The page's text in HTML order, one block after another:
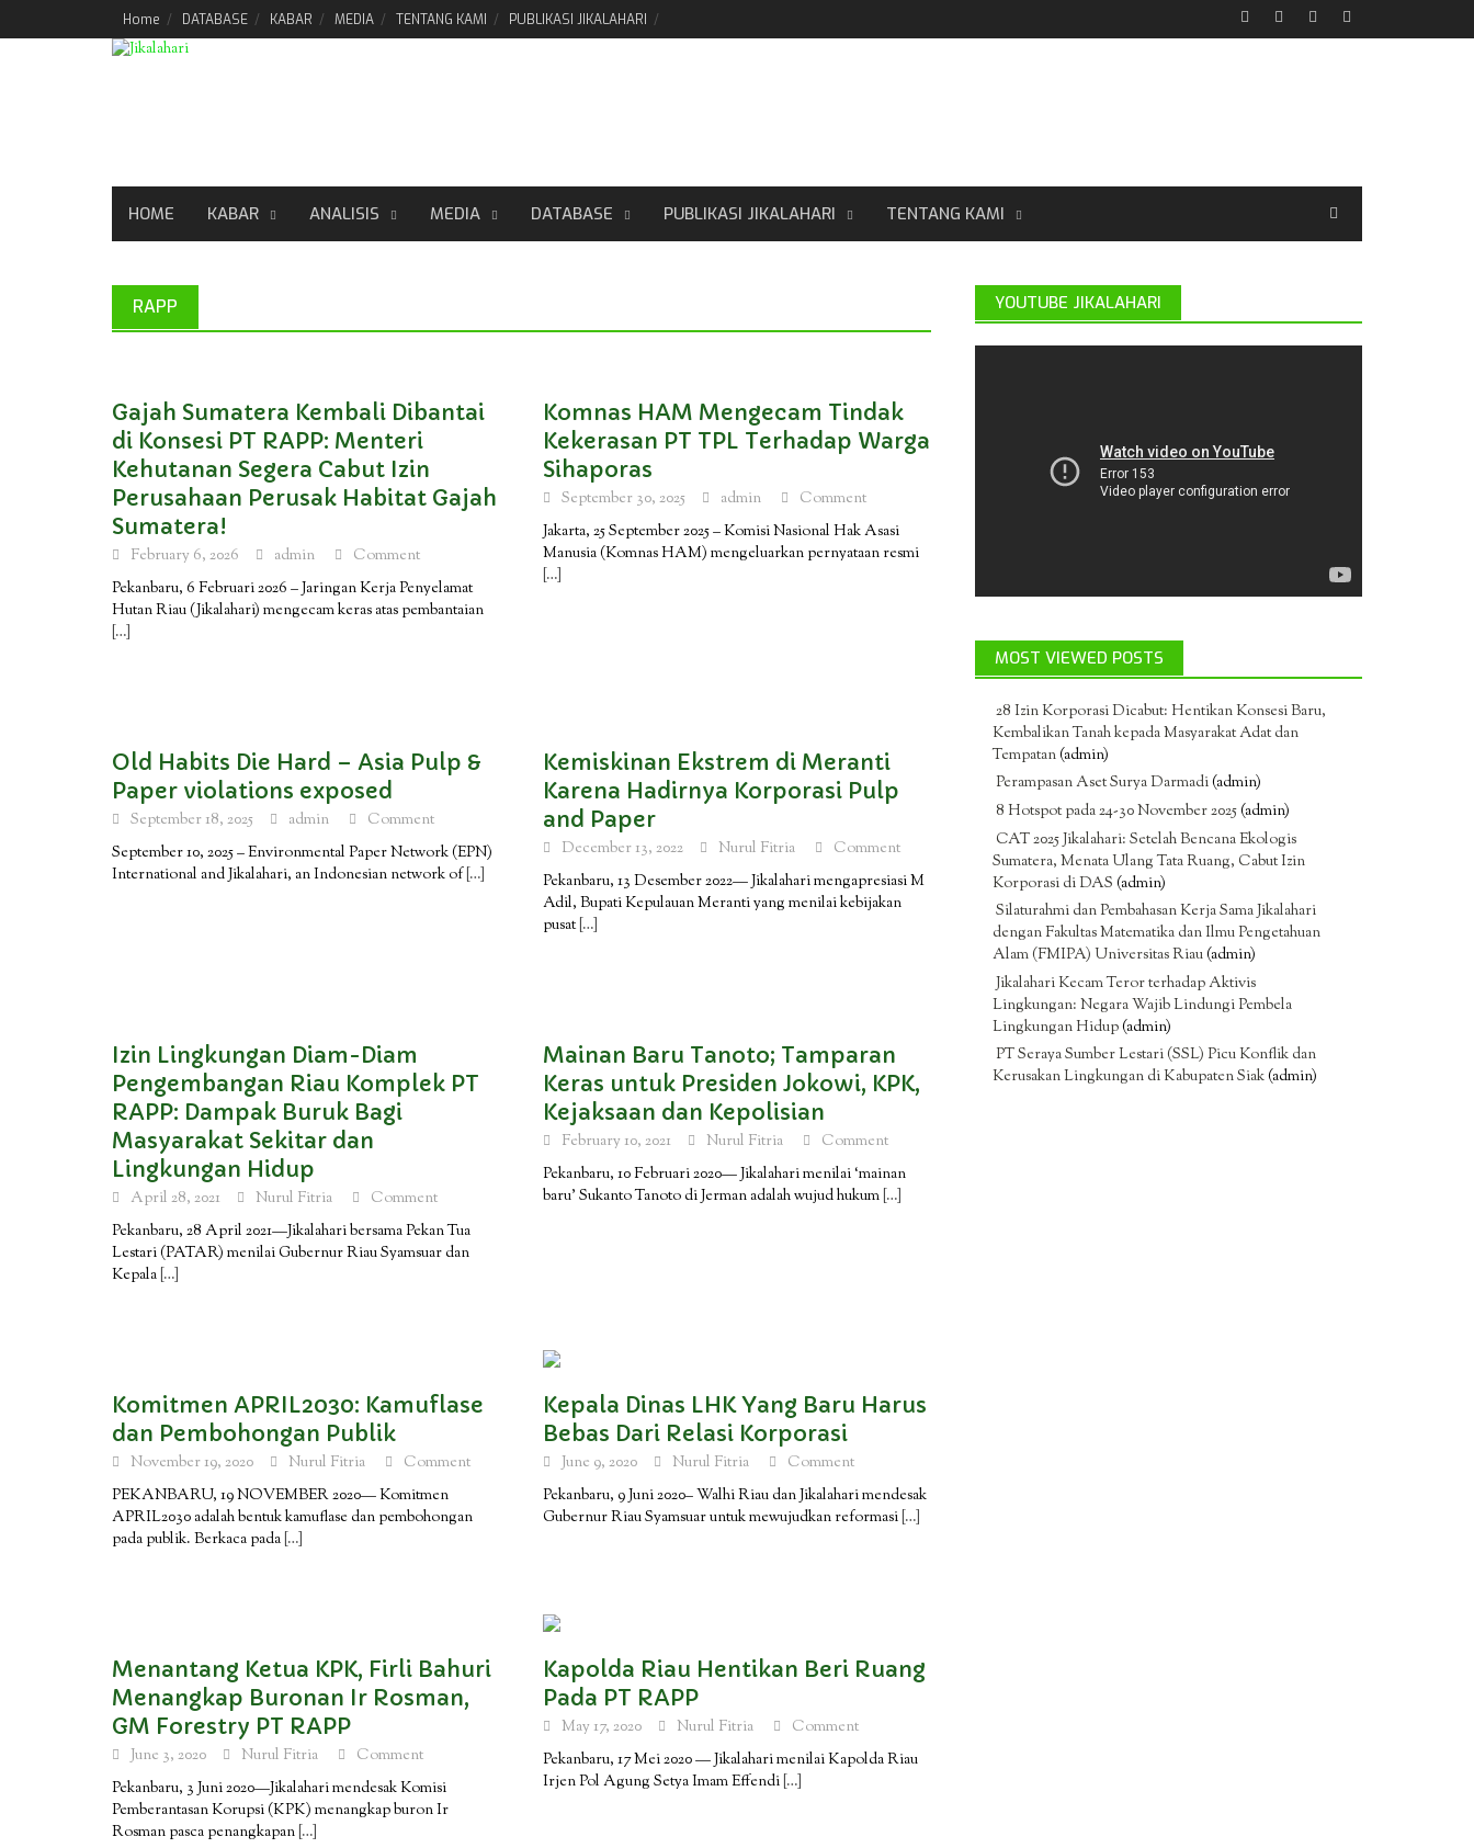
Home DATABASE KABAR MEDIA TENTANG KAMI PUBLIKASI JIKALAHARI
HOME KABAR ANALISIS MEDIA DATABASE PUBLIKASI JIKALAHARI TENTANG KAMI
RAPP
Gajah Sumatera Kembali Dibantai
di Konsesi PT RAPP: Menteri
Kehutanan Segera Cabut Izin
Perusahaan Perusak Habitat Gajah
Sumatera!
February 6, 2026 admin
Comment
Pekanbaru, 6 Februari 2026 – Jaringan Kerja Penyelamat
Hutan Riau (Jikalahari) mengecam keras atas pembantaian
[…]
Komnas HAM Mengecam Tindak
Kekerasan PT TPL Terhadap Warga
Sihaporas
September 30, 2025 admin
Comment
Jakarta, 25 September 2025 – Komisi Nasional Hak Asasi
Manusia (Komnas HAM) mengeluarkan pernyataan resmi
[…]
Old Habits Die Hard – Asia Pulp &
Paper violations exposed
September 18, 2025 admin
Comment
September 10, 2025 – Environmental Paper Network (EPN)
International and Jikalahari, an Indonesian network of […]
Kemiskinan Ekstrem di Meranti
Karena Hadirnya Korporasi Pulp
and Paper
December 13, 2022 Nurul Fitria
Comment
Pekanbaru, 13 Desember 2022— Jikalahari mengapresiasi M
Adil, Bupati Kepulauan Meranti yang menilai kebijakan
pusat[…]
Izin Lingkungan Diam-Diam
Pengembangan Riau Komplek PT
RAPP: Dampak Buruk Bagi
Masyarakat Sekitar dan
Lingkungan Hidup
April 28, 2021 Nurul Fitria
Comment
Pekanbaru, 28 April 2021—Jikalahari bersama Pekan Tua
Lestari (PATAR) menilai Gubernur Riau Syamsuar dan
Kepala […]
Mainan Baru Tanoto; Tamparan
Keras untuk Presiden Jokowi, KPK,
Kejaksaan dan Kepolisian
February 10, 2021 Nurul Fitria
Comment
Pekanbaru, 10 Februari 2020— Jikalahari menilai ‘mainan
baru’ Sukanto Tanoto di Jerman adalah wujud hukum […]
Komitmen APRIL2030: Kamuflase
dan Pembohongan Publik
November 19, 2020 Nurul Fitria
Comment
PEKANBARU, 19 NOVEMBER 2020— Komitmen
APRIL2030 adalah bentuk kamuflase dan pembohongan
pada publik. Berkaca pada […]
Kepala Dinas LHK Yang Baru Harus
Bebas Dari Relasi Korporasi
June 9, 2020 Nurul Fitria
Comment
Pekanbaru, 9 Juni 2020– Walhi Riau dan Jikalahari mendesak
Gubernur Riau Syamsuar untuk mewujudkan reformasi […]
Menantang Ketua KPK, Firli Bahuri
Menangkap Buronan Ir Rosman,
GM Forestry PT RAPP
June 3, 2020 Nurul Fitria
Comment
Pekanbaru, 3 Juni 2020—Jikalahari mendesak Komisi
Pemberantasan Korupsi (KPK) menangkap buron Ir
Rosman pasca penangkapan […]
Kapolda Riau Hentikan Beri Ruang
Pada PT RAPP
May 17, 2020 Nurul Fitria
Comment
Pekanbaru, 17 Mei 2020 — Jikalahari menilai Kapolda Riau
Irjen Pol Agung Setya Imam Effendi […]
YOUTUBE JIKALAHARI
MOST VIEWED POSTS
28 Izin Korporasi Dicabut: Hentikan Konsesi Baru,
Kembalikan Tanah kepada Masyarakat Adat dan
Tempatan(admin)
Perampasan Aset Surya Darmadi(admin)
8 Hotspot pada 24-30 November 2025(admin)
CAT 2025 Jikalahari: Setelah Bencana Ekologis
Sumatera, Menata Ulang Tata Ruang, Cabut Izin
Korporasi di DAS (admin)
Silaturahmi dan Pembahasan Kerja Sama Jikalahari
dengan Fakultas Matematika dan Ilmu Pengetahuan
Alam (FMIPA) Universitas Riau(admin)
Jikalahari Kecam Teror terhadap Aktivis
Lingkungan: Negara Wajib Lindungi Pembela
Lingkungan Hidup(admin)
PT Seraya Sumber Lestari (SSL) Picu Konflik dan
Kerusakan Lingkungan di Kabupaten Siak(admin)